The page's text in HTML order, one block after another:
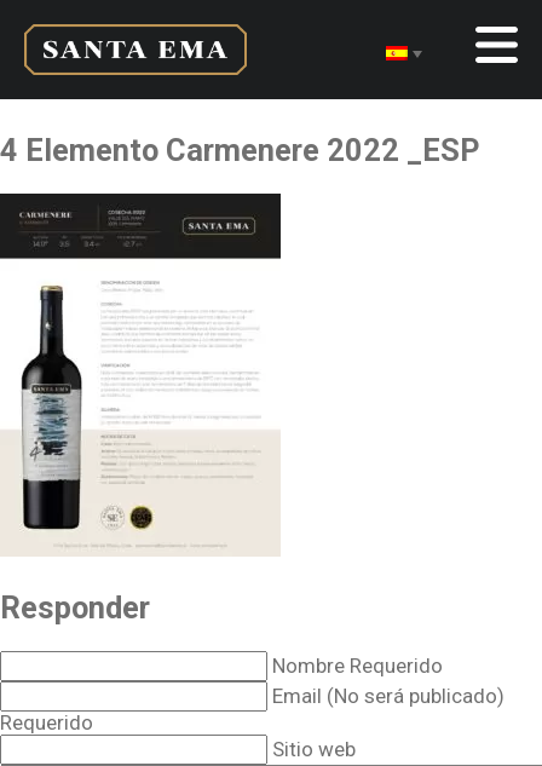
4 Elemento Carmenere 2022 _ESP
Responder
Nombre Requerido
Email (No será publicado)
Requerido
Sitio web